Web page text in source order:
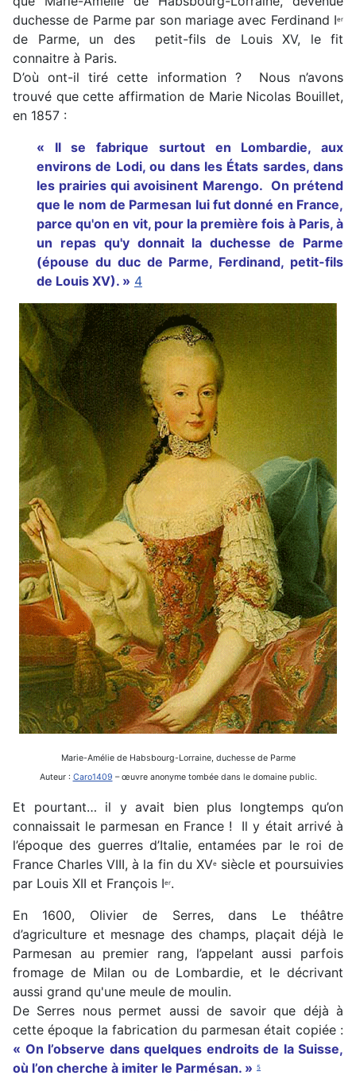
duchesse de Parme par son mariage avec Ferdinand Ier
de Parme, un des petit-fils de Louis XV, le fit
connaitre à Paris.
D’où ont-il tiré cette information ? Nous n’avons
trouvé que cette affirmation de Marie Nicolas Bouillet,
en 1857 :
« Il se fabrique surtout en Lombardie, aux
environs de Lodi, ou dans les États sardes, dans
les prairies qui avoisinent Marengo. On prétend
que le nom de Parmesan lui fut donné en France,
parce qu'on en vit, pour la première fois à Paris, à
un repas qu'y donnait la duchesse de Parme
(épouse du duc de Parme, Ferdinand, petit-fils
de Louis XV). » 4
Marie-Amélie de Habsbourg-Lorraine, duchesse de Parme
Auteur : Caro1409 – œuvre anonyme tombée dans le domaine public.
Et pourtant… il y avait bien plus longtemps qu’on
connaissait le parmesan en France ! Il y était arrivé à
l’époque des guerres d’Italie, entamées par le roi de
France Charles VIII, à la fin du XVesiècle et poursuivies
par Louis XII et François Ier.
En 1600, Olivier de Serres, dans Le théâtre
d’agriculture et mesnage des champs, plaçait déjà le
Parmesan au premier rang, l’appelant aussi parfois
fromage de Milan ou de Lombardie, et le décrivant
aussi grand qu'une meule de moulin.
De Serres nous permet aussi de savoir que déjà à
cette époque la fabrication du parmesan était copiée :
« On l’observe dans quelques endroits de la Suisse,
où l’on cherche à imiter le Parmésan. » 5